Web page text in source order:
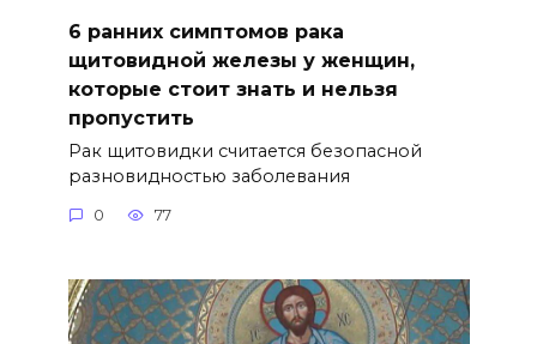
6 ранних симптомов рака
щитовидной железы у женщин,
которые стоит знать и нельзя
пропустить
Рак щитовидки считается безопасной
разновидностью заболевания
0 77